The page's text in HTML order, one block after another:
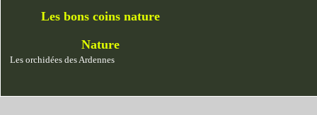
Les bons coins nature
Nature
Les orchidées des Ardennes